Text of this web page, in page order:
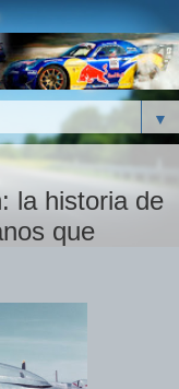
▼
la historia de
que